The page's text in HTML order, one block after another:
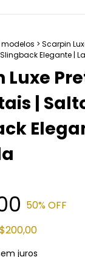
> Scarpin
Elegante |
Luxe
|
50% OFF
juros